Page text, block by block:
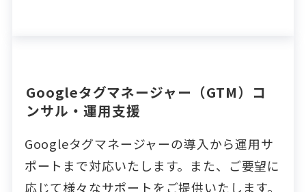
Googleタグマネージャー（GTM）コ
ンサル・運用支援
Googleタグマネージャーの導入から運用サ
ポートまで対応いたします。また、ご要望に
応じて様々なサポートをご提供いたします。